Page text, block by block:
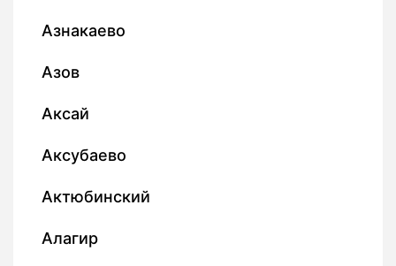
Азнакаево
Азов
Аксай
Аксубаево
Актюбинский
Алагир